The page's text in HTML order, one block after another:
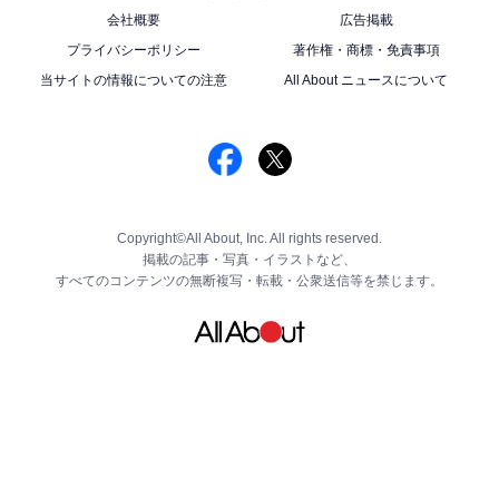
会社概要
広告掲載
プライバシーポリシー
著作権・商標・免責事項
当サイトの情報についての注意
All About ニュースについて
Copyright©All About, Inc. All rights reserved.
掲載の記事・写真・イラストなど、
すべてのコンテンツの無断複写・転載・公衆送信等を禁じます。